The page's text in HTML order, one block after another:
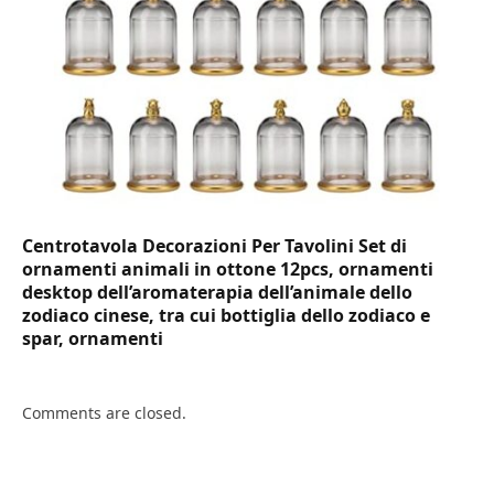
Centrotavola Decorazioni Per Tavolini Set di
ornamenti animali in ottone 12pcs, ornamenti
desktop dell’aromaterapia dell’animale dello
zodiaco cinese, tra cui bottiglia dello zodiaco e
spar, ornamenti
Comments are closed.